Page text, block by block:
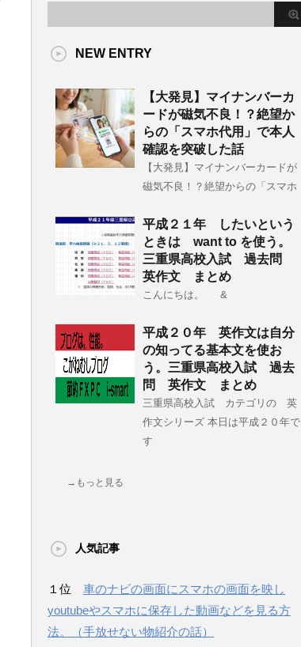
NEW ENTRY
【大発見】マイナンバーカ
ードが磁気不良！？絶望か
らの「スマホ代用」で本人
確認を突破した話
【大発見】マイナンバーカードが
磁気不良！？絶望からの「スマホ
平成２１年 したいという
ときは want to を使う。
三重県高校入試 過去問
英作文 まとめ
こんにちは。 &
平成２０年 英作文は自分
の知ってる基本文を使お
う。三重県高校入試 過去
問 英作文 まとめ
三重県高校入試 カテゴリの 英
作文シリーズ 本日は平成２０年で
す
→もっと見る
人気記事
１位 車のナビの画面にスマホの画面を映し
youtubeやスマホに保存した動画などを見る方
法。（手放せない物紹介の話）